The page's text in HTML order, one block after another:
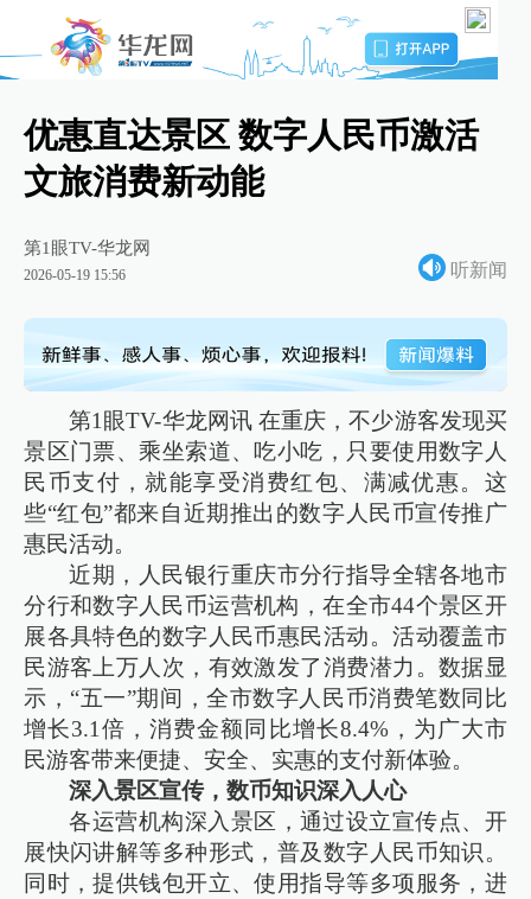
优惠直达景区 数字人民币激活
文旅消费新动能
第1眼TV-华龙网
2026-05-19 15:56 听新闻
第1眼TV-华龙网讯 在重庆，不少游客发现买
景区门票、乘坐索道、吃小吃，只要使用数字人
民币支付，就能享受消费红包、满减优惠。这
些“红包”都来自近期推出的数字人民币宣传推广
惠民活动。
近期，人民银行重庆市分行指导全辖各地市
分行和数字人民币运营机构，在全市44个景区开
展各具特色的数字人民币惠民活动。活动覆盖市
民游客上万人次，有效激发了消费潜力。数据显
示，“五一”期间，全市数字人民币消费笔数同比
增长3.1倍，消费金额同比增长8.4%，为广大市
民游客带来便捷、安全、实惠的支付新体验。
深入景区宣传，数币知识深入人心
各运营机构深入景区，通过设立宣传点、开
展快闪讲解等多种形式，普及数字人民币知识。
同时，提供钱包开立、使用指导等多项服务，进